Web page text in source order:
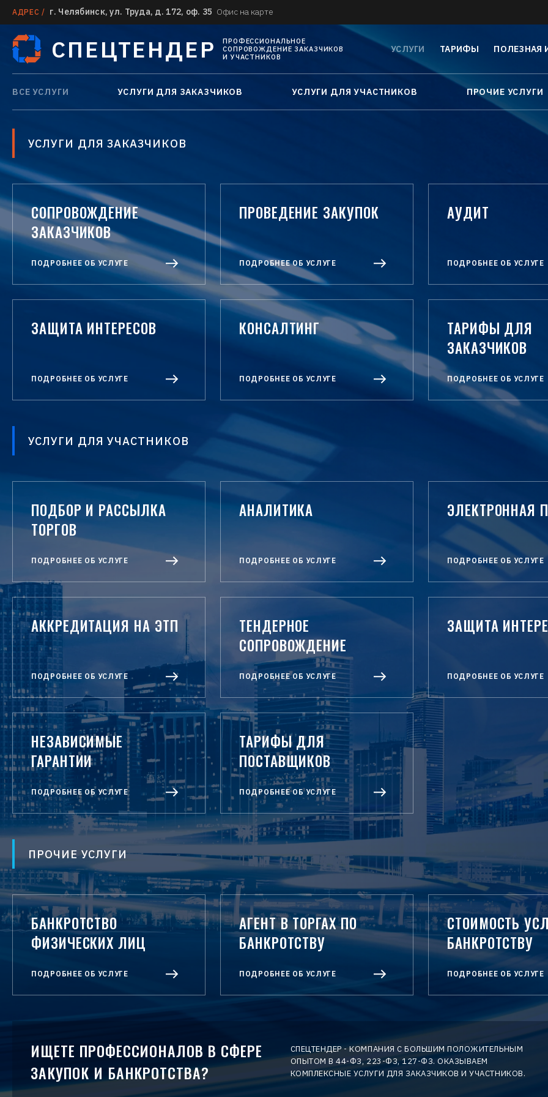
АДРЕС / г. Челябинск, ул. Труда, д. 172, оф. 35 Офис на карте
СПЕЦТЕНДЕР
ПРОФЕССИОНАЛЬНОЕ
СОПРОВОЖДЕНИЕ ЗАКАЗЧИКОВ
И УЧАСТНИКОВ
УСЛУГИ ТАРИФЫ ПОЛЕЗНАЯ
ВСЕ УСЛУГИ УСЛУГИ ДЛЯ ЗАКАЗЧИКОВ УСЛУГИ ДЛЯ УЧАСТНИКОВ ПРОЧИЕ УСЛУГИ
УСЛУГИ ДЛЯ ЗАКАЗЧИКОВ
СОПРОВОЖДЕНИЕ
ЗАКАЗЧИКОВ
ПОДРОБНЕЕ ОБ УСЛУГЕ
ПРОВЕДЕНИЕ ЗАКУПОК
ПОДРОБНЕЕ ОБ УСЛУГЕ
АУДИТ
ПОДРОБНЕЕ ОБ УСЛУГЕ
ЗАЩИТА ИНТЕРЕСОВ
ПОДРОБНЕЕ ОБ УСЛУГЕ
КОНСАЛТИНГ
ПОДРОБНЕЕ ОБ УСЛУГЕ
ТАРИФЫ ДЛЯ
ЗАКАЗЧИКОВ
ПОДРОБНЕЕ ОБ УСЛУГЕ
УСЛУГИ ДЛЯ УЧАСТНИКОВ
ПОДБОР И РАССЫЛКА
ТОРГОВ
ПОДРОБНЕЕ ОБ УСЛУГЕ
АНАЛИТИКА
ПОДРОБНЕЕ ОБ УСЛУГЕ
ЭЛЕКТРОННАЯ
ПОДРОБНЕЕ ОБ УСЛУГЕ
АККРЕДИТАЦИЯ НА ЭТП
ПОДРОБНЕЕ ОБ УСЛУГЕ
ТЕНДЕРНОЕ
СОПРОВОЖДЕНИЕ
ПОДРОБНЕЕ ОБ УСЛУГЕ
ЗАЩИТА
ПОДРОБНЕЕ ОБ УСЛУГЕ
НЕЗАВИСИМЫЕ
ГАРАНТИИ
ПОДРОБНЕЕ ОБ УСЛУГЕ
ТАРИФЫ ДЛЯ
ПОСТАВЩИКОВ
ПОДРОБНЕЕ ОБ УСЛУГЕ
ПРОЧИЕ УСЛУГИ
БАНКРОТСТВО
ФИЗИЧЕСКИХ ЛИЦ
ПОДРОБНЕЕ ОБ УСЛУГЕ
АГЕНТ В ТОРГАХ ПО
БАНКРОТСТВУ
ПОДРОБНЕЕ ОБ УСЛУГЕ
СТОИМОСТЬ
БАНКРОТСТВУ
ПОДРОБНЕЕ ОБ УСЛУГЕ
ИЩЕТЕ ПРОФЕССИОНАЛОВ В СФЕРЕ
ЗАКУПОК И БАНКРОТСТВА?
СПЕЦТЕНДЕР - КОМПАНИЯ С БОЛЬШИМ ПОЛОЖИТЕЛЬНЫМ
ОПЫТОМ В 44-ФЗ, 223-ФЗ, 127-ФЗ. ОКАЗЫВАЕМ
КОМПЛЕКСНЫЕ УСЛУГИ ДЛЯ ЗАКАЗЧИКОВ И УЧАСТНИКОВ.